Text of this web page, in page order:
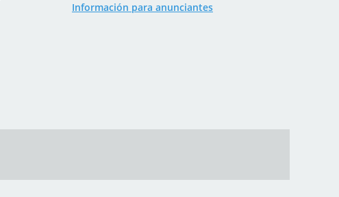
Información para anunciantes